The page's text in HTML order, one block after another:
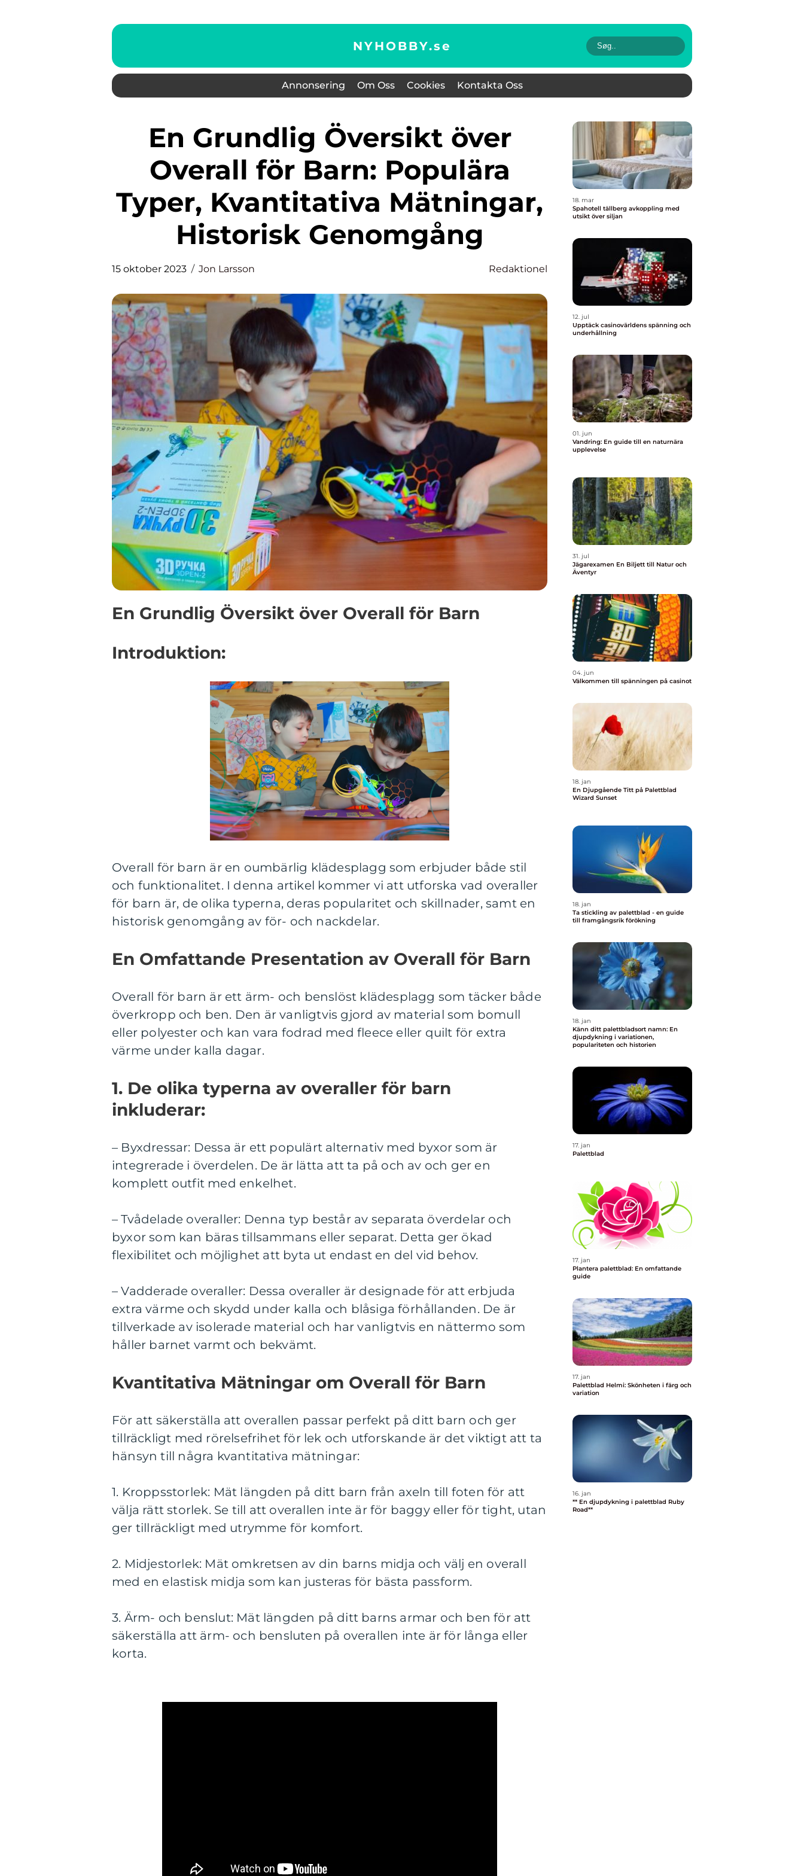
NYHOBBY.se
Annonsering Om Oss Cookies Kontakta Oss
En Grundlig Översikt över
Overall för Barn: Populära
Typer, Kvantitativa Mätningar,
Historisk Genomgång
15 oktober 2023 Jon Larsson Redaktionel
En Grundlig Översikt över Overall för Barn
Introduktion:
Overall för barn är en oumbärlig klädesplagg som erbjuder både stil
och funktionalitet. I denna artikel kommer vi att utforska vad overaller
för barn är, de olika typerna, deras popularitet och skillnader, samt en
historisk genomgång av för- och nackdelar.
En Omfattande Presentation av Overall för Barn
Overall för barn är ett ärm- och benslöst klädesplagg som täcker både
överkropp och ben. Den är vanligtvis gjord av material som bomull
eller polyester och kan vara fodrad med fleece eller quilt för extra
värme under kalla dagar.
1. De olika typerna av overaller för barn
inkluderar:
– Byxdressar: Dessa är ett populärt alternativ med byxor som är
integrerade i överdelen. De är lätta att ta på och av och ger en
komplett outfit med enkelhet.
– Tvådelade overaller: Denna typ består av separata överdelar och
byxor som kan bäras tillsammans eller separat. Detta ger ökad
flexibilitet och möjlighet att byta ut endast en del vid behov.
– Vadderade overaller: Dessa overaller är designade för att erbjuda
extra värme och skydd under kalla och blåsiga förhållanden. De är
tillverkade av isolerade material och har vanligtvis en nättermo som
håller barnet varmt och bekvämt.
Kvantitativa Mätningar om Overall för Barn
För att säkerställa att overallen passar perfekt på ditt barn och ger
tillräckligt med rörelsefrihet för lek och utforskande är det viktigt att ta
hänsyn till några kvantitativa mätningar:
1. Kroppsstorlek: Mät längden på ditt barn från axeln till foten för att
välja rätt storlek. Se till att overallen inte är för baggy eller för tight, utan
ger tillräckligt med utrymme för komfort.
2. Midjestorlek: Mät omkretsen av din barns midja och välj en overall
med en elastisk midja som kan justeras för bästa passform.
3. Ärm- och benslut: Mät längden på ditt barns armar och ben för att
säkerställa att ärm- och bensluten på overallen inte är för långa eller
korta.
18. mar
Spahotell tällberg avkoppling med
utsikt över siljan
12. jul
Upptäck casinovärldens spänning och
underhållning
01. jun
Vandring: En guide till en naturnära
upplevelse
31. jul
Jägarexamen En Biljett till Natur och
Äventyr
04. jun
Välkommen till spänningen på casinot
18. jan
En Djupgående Titt på Palettblad
Wizard Sunset
18. jan
Ta stickling av palettblad - en guide
till framgångsrik förökning
18. jan
Känn ditt palettbladsort namn: En
djupdykning i variationen,
populariteten och historien
17. jan
Palettblad
17. jan
Plantera palettblad: En omfattande
guide
17. jan
Palettblad Helmi: Skönheten i färg och
variation
16. jan
** En djupdykning i palettblad Ruby
Road**